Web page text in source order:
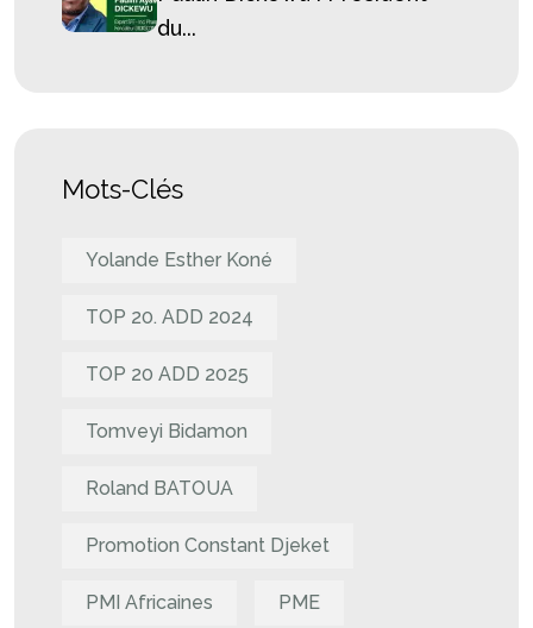
du...
Mots-Clés
Yolande Esther Koné
TOP 20. ADD 2024
TOP 20 ADD 2025
Tomveyi Bidamon
Roland BATOUA
Promotion Constant Djeket
PMI Africaines PME